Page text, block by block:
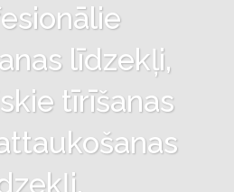
līdzekļi,
tīrīšanas